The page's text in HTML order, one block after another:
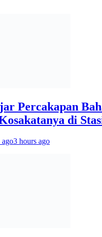
Percakapan
di
ago3 hours ago